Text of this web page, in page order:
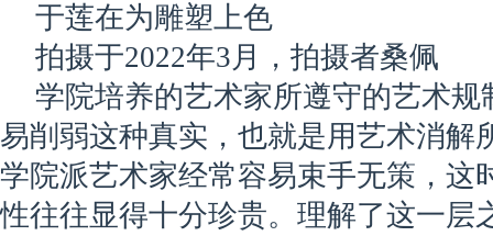
于莲在为雕塑上色
拍摄于2022年3月，拍摄者桑佩
学院培养的艺术家所遵守的艺术
易削弱这种真实，也就是用艺术消解
学院派艺术家经常容易束手无策，这
性往往显得十分珍贵。理解了这一层